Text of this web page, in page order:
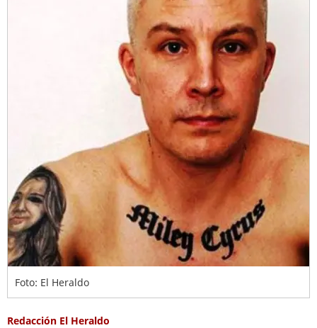
Foto: El Heraldo
Redacción El Heraldo